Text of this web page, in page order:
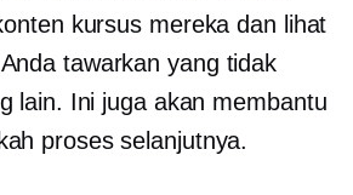
kursus mereka dan lihat
tawarkan yang tidak
lain. Ini juga akan membantu
proses selanjutnya.